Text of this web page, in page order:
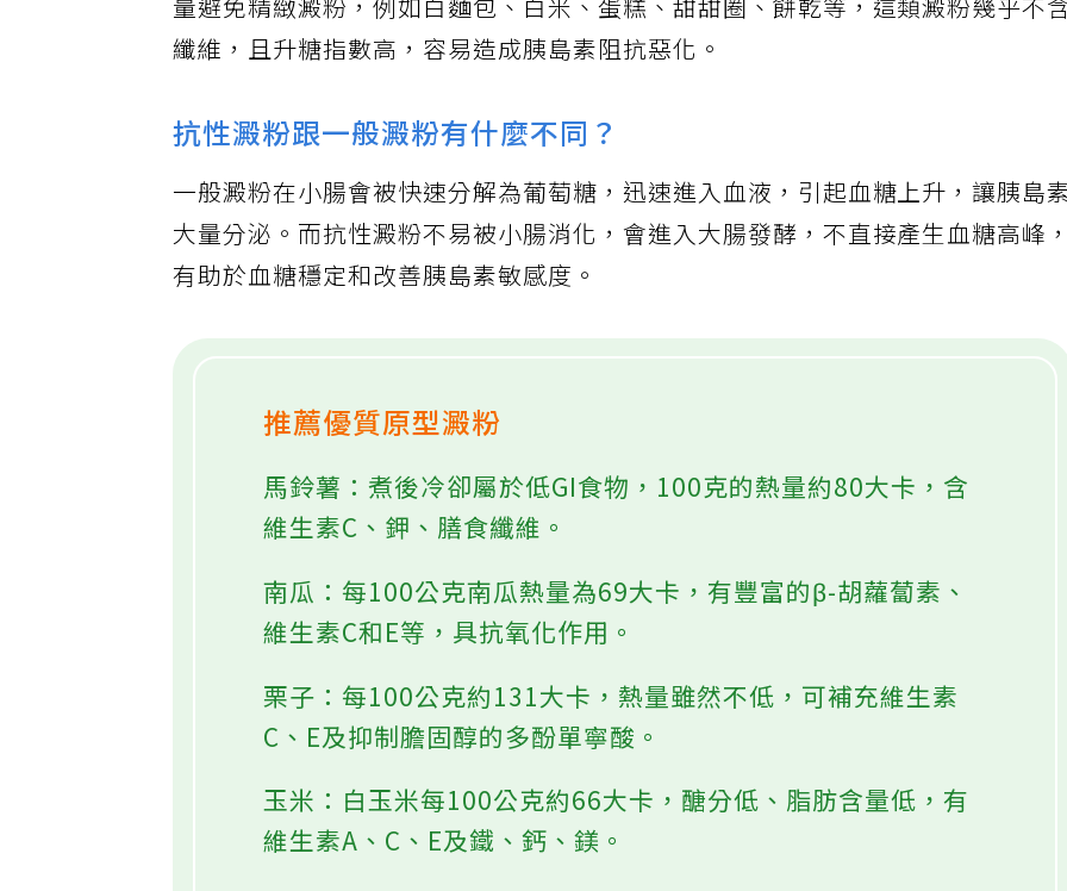
量避免精緻澱粉，例如白麵包、白米、蛋糕、甜甜圈、餅乾等，這類澱粉幾乎不含
纖維，且升糖指數高，容易造成胰島素阻抗惡化。
抗性澱粉跟一般澱粉有什麼不同？
一般澱粉在小腸會被快速分解為葡萄糖，迅速進入血液，引起血糖上升，讓胰島素
大量分泌。而抗性澱粉不易被小腸消化，會進入大腸發酵，不直接產生血糖高峰，
有助於血糖穩定和改善胰島素敏感度。
推薦優質原型澱粉
馬鈴薯：煮後冷卻屬於低GI食物，100克的熱量約80大卡，含
維生素C、鉀、膳食纖維。
南瓜：每100公克南瓜熱量為69大卡，有豐富的β-胡蘿蔔素、
維生素C和E等，具抗氧化作用。
栗子：每100公克約131大卡，熱量雖然不低，可補充維生素
C、E及抑制膽固醇的多酚單寧酸。
玉米：白玉米每100公克約66大卡，醣分低、脂肪含量低，有
維生素A、C、E及鐵、鈣、鎂。